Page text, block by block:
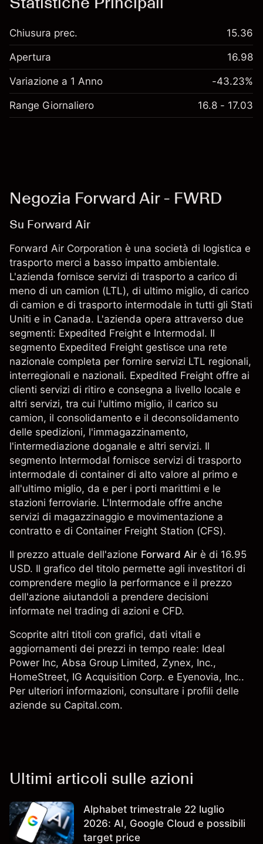
Chiusura prec. 15.36
Apertura 16.98
Variazione a 1 Anno -43.23%
Range Giornaliero 16.8 - 17.03
Negozia Forward Air - FWRD
Su Forward Air
Forward Air Corporation è una società di logistica e
trasporto merci a basso impatto ambientale.
L'azienda fornisce servizi di trasporto a carico di
meno di un camion (LTL), di ultimo miglio, di carico
di camion e di trasporto intermodale in tutti gli Stati
Uniti e in Canada. L'azienda opera attraverso due
segmenti: Expedited Freight e Intermodal. Il
segmento Expedited Freight gestisce una rete
nazionale completa per fornire servizi LTL regionali,
interregionali e nazionali. Expedited Freight offre ai
clienti servizi di ritiro e consegna a livello locale e
altri servizi, tra cui l'ultimo miglio, il carico su
camion, il consolidamento e il deconsolidamento
delle spedizioni, l'immagazzinamento,
l'intermediazione doganale e altri servizi. Il
segmento Intermodal fornisce servizi di trasporto
intermodale di container di alto valore al primo e
all'ultimo miglio, da e per i porti marittimi e le
stazioni ferroviarie. L'Intermodale offre anche
servizi di magazzinaggio e movimentazione a
contratto e di Container Freight Station (CFS).
Il prezzo attuale dell'azione Forward Air è di 16.95
USD. Il grafico del titolo permette agli investitori di
comprendere meglio la performance e il prezzo
dell'azione aiutandoli a prendere decisioni
informate nel trading di azioni e CFD.
Scoprite altri titoli con grafici, dati vitali e
aggiornamenti dei prezzi in tempo reale: Ideal
Power Inc, Absa Group Limited, Zynex, Inc.,
HomeStreet, IG Acquisition Corp. e Eyenovia, Inc..
Per ulteriori informazioni, consultare i profili delle
aziende su Capital.com.
Ultimi articoli sulle azioni
Alphabet trimestrale 22 luglio
2026: AI, Google Cloud e possibili
target price